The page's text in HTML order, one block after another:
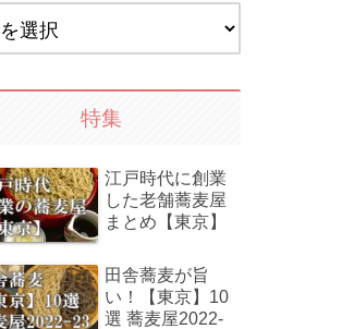
特集
江戸時代に創業
した老舗蕎麦屋
まとめ【東京】
田舎蕎麦が旨
い！【東京】10
選 蕎麦屋2022-